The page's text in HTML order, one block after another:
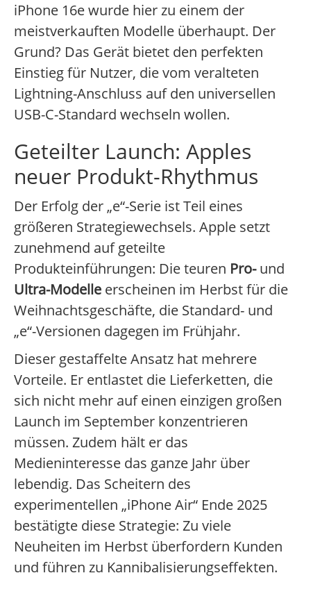
iPhone 16e wurde hier zu einem der
meistverkauften Modelle überhaupt. Der
Grund? Das Gerät bietet den perfekten
Einstieg für Nutzer, die vom veralteten
Lightning-Anschluss auf den universellen
USB-C-Standard wechseln wollen.
Geteilter Launch: Apples
neuer Produkt-Rhythmus
Der Erfolg der „e“-Serie ist Teil eines
größeren Strategiewechsels. Apple setzt
zunehmend auf geteilte
Produkteinführungen: Die teuren Pro-und
Ultra-Modelle erscheinen im Herbst für die
Weihnachtsgeschäfte, die Standard- und
„e“-Versionen dagegen im Frühjahr.
Dieser gestaffelte Ansatz hat mehrere
Vorteile. Er entlastet die Lieferketten, die
sich nicht mehr auf einen einzigen großen
Launch im September konzentrieren
müssen. Zudem hält er das
Medieninteresse das ganze Jahr über
lebendig. Das Scheitern des
experimentellen „iPhone Air“ Ende 2025
bestätigte diese Strategie: Zu viele
Neuheiten im Herbst überfordern Kunden
und führen zu Kannibalisierungseffekten.